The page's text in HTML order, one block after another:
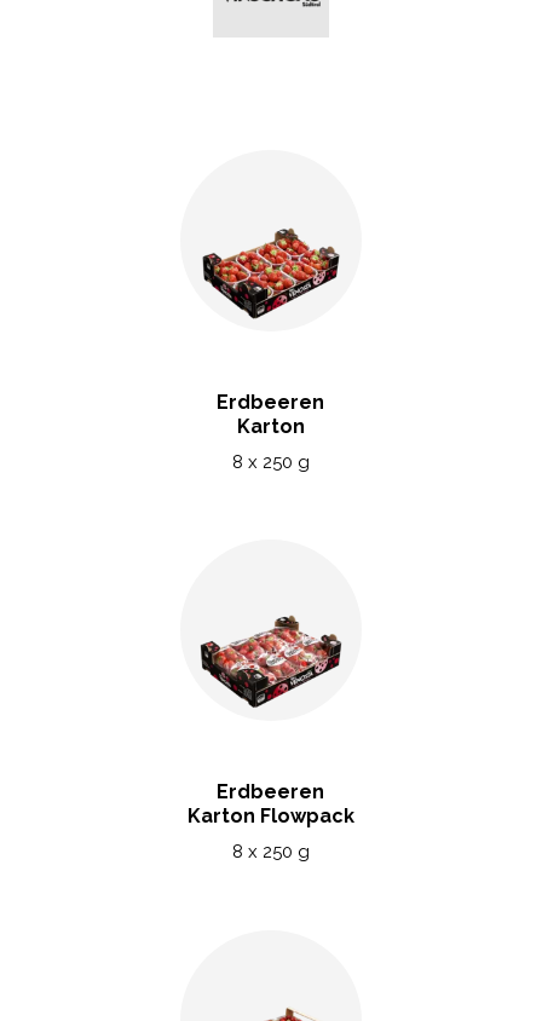
Erdbeeren
Karton
8 x 250 g
Erdbeeren
Karton Flowpack
8 x 250 g